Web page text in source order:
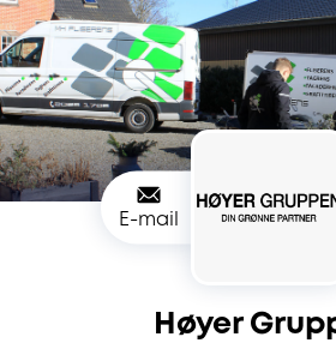
E-mail
Høyer